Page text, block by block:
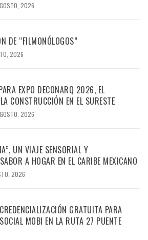
2026
DE “FILMONÓLOGOS”
2026
EXPO DECONARQ 2026, EL
CONSTRUCCIÓN EN EL SURESTE
2026
UN VIAJE SENSORIAL Y
A HOGAR EN EL CARIBE MEXICANO
2026
GRATUITA PARA
MOBI EN LA RUTA 27 PUENTE